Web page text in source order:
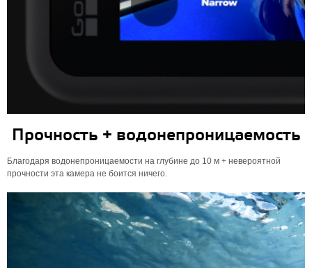
Прочность + водонепроницаемость
Благодаря водонепроницаемости на глубине до 10 м + невероятной
прочности эта камера не боится ничего.